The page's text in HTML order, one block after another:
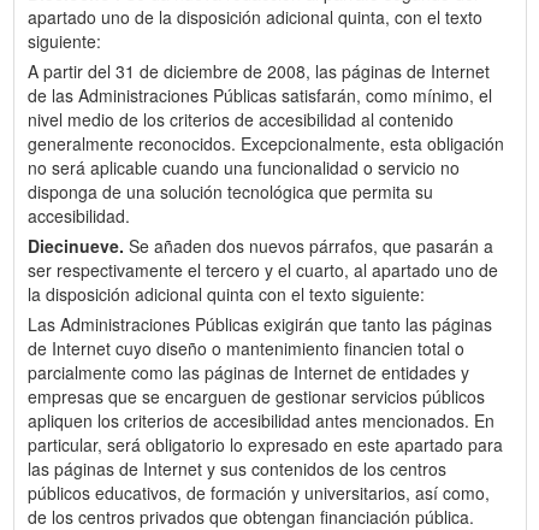
apartado uno de la disposición adicional quinta, con el texto
siguiente:
A partir del 31 de diciembre de 2008, las páginas de Internet
de las Administraciones Públicas satisfarán, como mínimo, el
nivel medio de los criterios de accesibilidad al contenido
generalmente reconocidos. Excepcionalmente, esta obligación
no será aplicable cuando una funcionalidad o servicio no
disponga de una solución tecnológica que permita su
accesibilidad.
Diecinueve. Se añaden dos nuevos párrafos, que pasarán a
ser respectivamente el tercero y el cuarto, al apartado uno de
la disposición adicional quinta con el texto siguiente:
Las Administraciones Públicas exigirán que tanto las páginas
de Internet cuyo diseño o mantenimiento financien total o
parcialmente como las páginas de Internet de entidades y
empresas que se encarguen de gestionar servicios públicos
apliquen los criterios de accesibilidad antes mencionados. En
particular, será obligatorio lo expresado en este apartado para
las páginas de Internet y sus contenidos de los centros
públicos educativos, de formación y universitarios, así como,
de los centros privados que obtengan financiación pública.